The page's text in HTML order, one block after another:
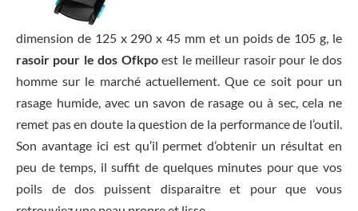
dimension de 125 x 290 x 45 mm et un poids de 105 g, le
rasoir pour le dos Ofkpoest le meilleur rasoir pour le dos
homme sur le marché actuellement. Que ce soit pour un
rasage humide, avec un savon de rasage ou à sec, cela ne
remet pas en doute la question de la performance de l’outil.
Son avantage ici est qu’il permet d’obtenir un résultat en
peu de temps, il suffit de quelques minutes pour que vos
poils de dos puissent disparaitre et pour que vous